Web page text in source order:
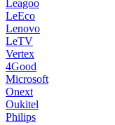
Leagoo
LeEco
Lenovo
LeTV
Vertex
4Good
Microsoft
Onext
Oukitel
Philips